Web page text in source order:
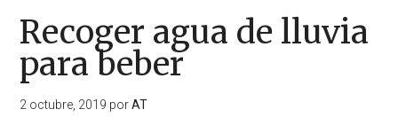
Recoger agua de lluvia
para beber
2 octubre, 2019 porAT